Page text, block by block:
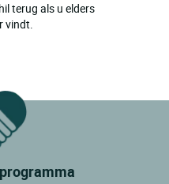
terug als u elders
vindt.